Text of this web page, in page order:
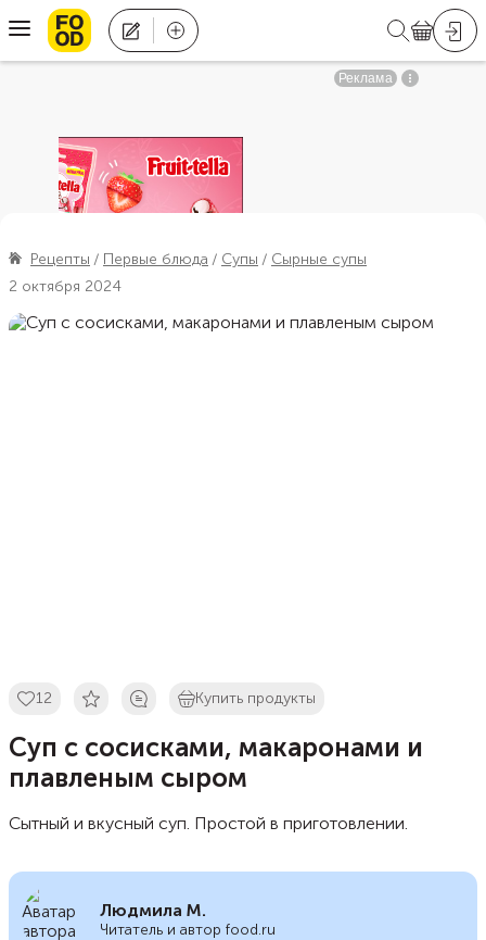
Рецепты Первые блюда Супы
Сырные супы
2 октября 2024
12 Купить продукты
Суп с сосисками, макаронами и
плавленым сыром
Сытный и вкусный суп. Простой в приготовлении.
Людмила М.
Читатель и автор food.ru